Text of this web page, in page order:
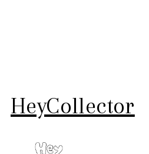
HeyCollector